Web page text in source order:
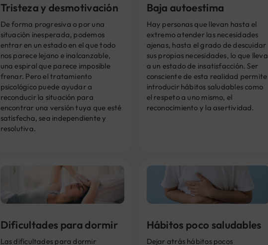
Tristeza y desmotivación
De forma progresiva o por una
situación inesperada, podemos
entrar en un estado en el que todo
nos parece lejano e inalcanzable,
una espiral que parece imposible
frenar. Pero el tratamiento
psicológico puede ayudar a
reconducir la situación para
encontrar una versión tuya que esté
satisfecha, sea independiente y
resolutiva.
Baja autoestima
Hay personas que llevan hasta el
extremo atender las necesidades
ajenas, hasta el grado de descuidar
sus propias necesidades, lo que lleva
a un estado de insatisfacción. Ser
consciente de esta realidad permite
introducir hábitos saludables como
el respeto a uno mismo, el
reconocimiento y la asertividad.
Dificultades para dormir
Las dificultades para dormir
Hábitos poco saludables
Dejar atrás hábitos pocos